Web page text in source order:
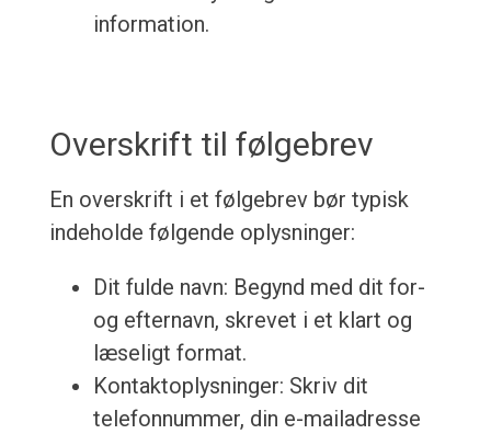
information.
Overskrift til følgebrev
En overskrift i et følgebrev bør typisk
indeholde følgende oplysninger:
Dit fulde navn: Begynd med dit for-
og efternavn, skrevet i et klart og
læseligt format.
Kontaktoplysninger: Skriv dit
telefonnummer, din e-mailadresse